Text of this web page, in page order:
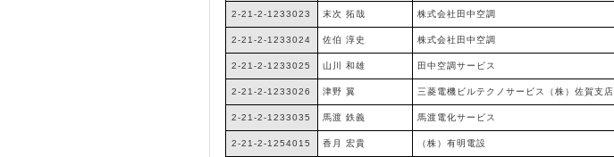
2-21-2-1233023 末次 拓哉 株式会社田中空調
2-21-2-1233024 佐伯 淳史 株式会社田中空調
2-21-2-1233025 山川 和雄 田中空調サービス
2-21-2-1233026 津野 翼 三菱電機ビルテクノサービス（株）佐賀支店
2-21-2-1233035 馬渡 鉄義 馬渡電化サービス
2-21-2-1254015 香月 宏貴 （株）有明電設